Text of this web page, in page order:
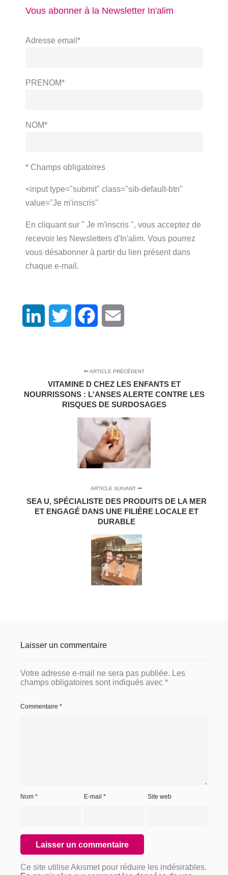
Vous abonner à la Newsletter In'alim
Adresse email*
PRENOM*
NOM*
* Champs obligatoires
<input type="submit" class="sib-default-btn"
value="Je m'inscris"
En cliquant sur " Je m'inscris ", vous acceptez de
recevoir les Newsletters d'In'alim. Vous pourrez
vous désabonner à partir du lien présent dans
chaque e-mail.
LinkedIn Twitter Facebook
ARTICLE PRÉCÉDENT
VITAMINE D CHEZ LES ENFANTS ET
NOURRISSONS : L'ANSES ALERTE CONTRE LES
RISQUES DE SURDOSAGES
ARTICLE SUIVANT
SEA U, SPÉCIALISTE DES PRODUITS DE LA MER
ET ENGAGÉ DANS UNE FILIÈRE LOCALE ET
DURABLE
Laisser un commentaire
Votre adresse e-mail ne sera pas publiée. Les
champs obligatoires sont indiqués avec *
Commentaire *
Nom * E-mail* Site web
Ce site utilise Akismet pour réduire les indésirables.